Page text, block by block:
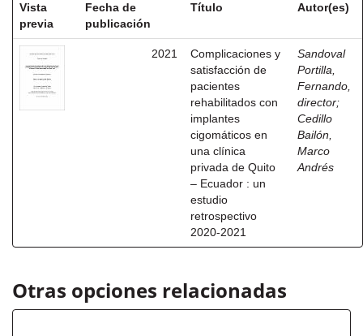
Vista
previa
Fecha de
publicación
Título Autor(es)
2021
Complicaciones y
satisfacción de
pacientes
rehabilitados con
implantes
cigomáticos en
una clínica
privada de Quito
– Ecuador : un
estudio
retrospectivo
2020-2021
Sandoval
Portilla,
Fernando,
director;
Cedillo
Bailón,
Marco
Andrés
Otras opciones relacionadas